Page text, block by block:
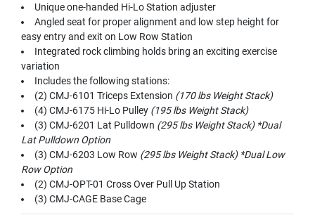
Unique one-handed Hi-Lo Station adjuster
Angled seat for proper alignment and low step height for
easy entry and exit on Low Row Station
Integrated rock climbing holds bring an exciting exercise
variation
Includes the following stations:
(2) CMJ-6101 Triceps Extension (170 lbs Weight Stack)
(4) CMJ-6175 Hi-Lo Pulley (195 lbs Weight Stack)
(3) CMJ-6201 Lat Pulldown (295 lbs Weight Stack) *Dual
Lat Pulldown Option
(3) CMJ-6203 Low Row (295 lbs Weight Stack) *Dual Low
Row Option
(2) CMJ-OPT-01 Cross Over Pull Up Station
(3) CMJ-CAGE Base Cage